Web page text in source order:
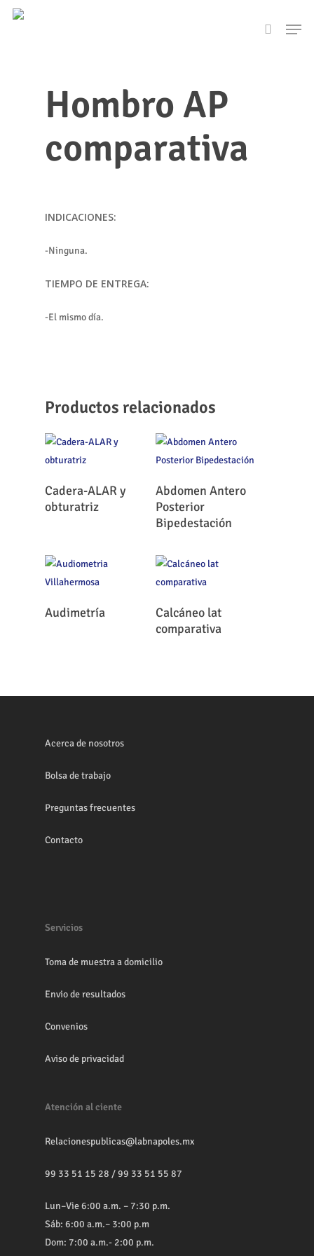
Skip
search
Hombro AP
comparativa
INDICACIONES:
-Ninguna.
TIEMPO DE ENTREGA:
-El mismo día.
Productos relacionados
Leer Más
Cadera-ALAR y
obturatriz
Leer Más
Abdomen Antero
Posterior
Bipedestación
Leer Más
Audimetría Leer Más
Calcáneo lat
comparativa
Acerca de nosotros
Bolsa de trabajo
Preguntas frecuentes
Contacto
Servicios
Toma de muestra a domicilio
Envio de resultados
Convenios
Aviso de privacidad
Atención al ciente
Relacionespublicas@labnapoles.mx
99 33 51 15 28 /99 33 51 55 87
Lun–Vie 6:00 a.m. – 7:30 p.m.
Sáb: 6:00 a.m.– 3:00 p.m
Dom: 7:00 a.m.- 2:00 p.m.